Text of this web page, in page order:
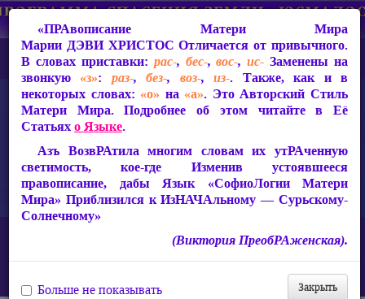
Статьи Марии ДЭВИ ХРИСТОС
Ответы на вопросы, 2010-2026 гг.
Чудо Познания. Виктория ПреобРАженская. Вопросы и Oтветы.
Часть 2 (Видео)
«ПРАвописание Матери Мира
Марии ДЭВИ ХРИСТОС Отличается от привычного.
В словах приставки: рас-, бес-,вос-,ис- Заменены на
звонкую «з»: раз-,без-, воз-,из-. Также, как и в
некоторых словах: «о» на «а». Это Авторский Стиль
Матери Мира. Подробнее об этом читайте в Её
Статьяхо Языке.
Азъ ВозвРАтила многим словам их утРАченную
светимость, кое-где Изменив устоявшееся
правописание, дабы Язык «СофиоЛогии Матери
Мира» Приблизился к ИзНАЧАльному — Сурьскому-
Солнечному»
(Виктория ПреобРАженская).
Закрыть
Больше не показывать